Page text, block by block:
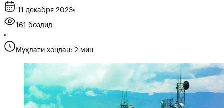
11 декабря 2023•
161 боздид
•
Муҳлати хондан: 2 мин